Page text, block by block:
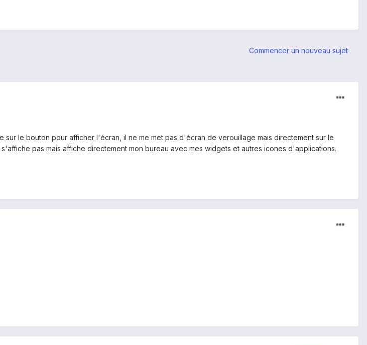
Commencer un nouveau sujet
sur le bouton pour afficher l'écran, il ne me met pas d'écran de verouillage mais directement sur le
pas mais affiche directement mon bureau avec mes widgets et autres icones d'applications.